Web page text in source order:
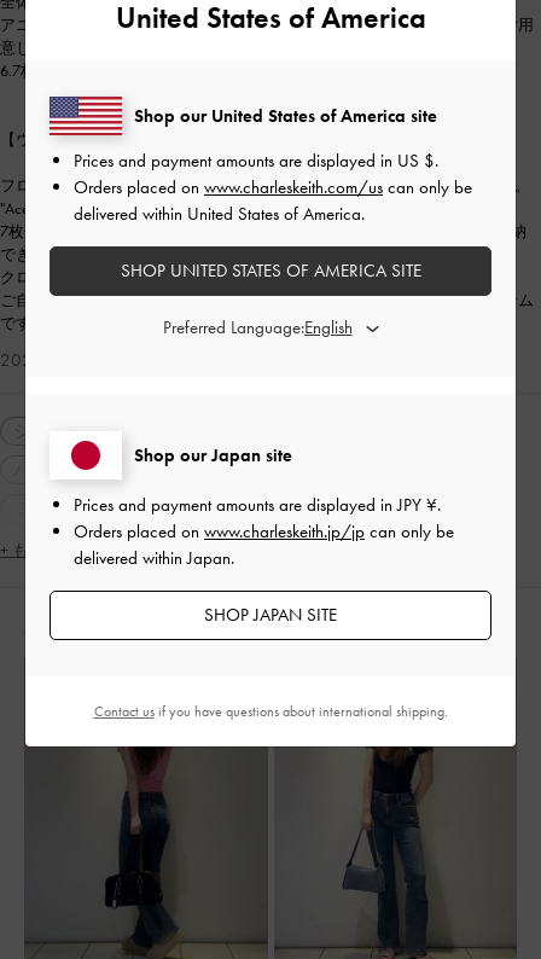
アニマルプリントブラウンカラーの他にも素材が違うブラックカラーもご用
意していますので是非ご覧ください♡
6.7枚目COLOR：ブラック
【ウォレット】
フロントのベルトデザインが特徴的な"Acelynn"ベルトスモールウォレット。
"Acelynn"シリーズから、新作が登場しました！
7枚分のカードスロットと紙幣スペース、ジップポケットにはコインを収納
できるサイズ感です！
クロージャーがマグネットになるので開閉しやすいと感じました☆
ご自身用にはもちろん、記念日や特別な日のギフトにもおすすめなアイテム
です。
2026-02-13 にアップロード
ハンドバッグ
財布・カードケース
ミニ財布
カードケース
アクセサリー・小物
結婚式
カジュアル ギフト
人気アイテム
トレンドアイテム
2WAY・3WAY
ラウンドトゥ
デザインヒール 旅行
+ もっと見る
人気のコーディネート
United States of America
Shop our Japan site
Prices and payment amounts are displayed inJPY ¥.
Orders placed on www.charleskeith.jp/jp can only be
delivered within Japan.
SHOP JAPAN SITE
Shop our United States of America site
Prices and payment amounts are displayed in US $.
Orders placed on www.charleskeith.com/us can only be
delivered within United States of America.
SHOP UNITED STATES OF AMERICA SITE
Preferred Language:
Contact usif you have questions about international shipping.